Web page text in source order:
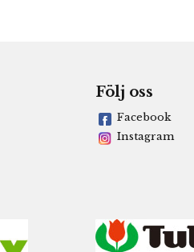
Följ oss
Facebook
Instagram